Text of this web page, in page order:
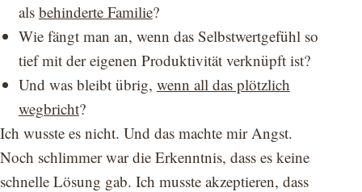
als behinderte Familie?
Wie fängt man an, wenn das Selbstwertgefühl so
tief mit der eigenen Produktivität verknüpft ist?
Und was bleibt übrig, wenn all das plötzlich
wegbricht?
Ich wusste es nicht. Und das machte mir Angst.
Noch schlimmer war die Erkenntnis, dass es keine
schnelle Lösung gab. Ich musste akzeptieren, dass